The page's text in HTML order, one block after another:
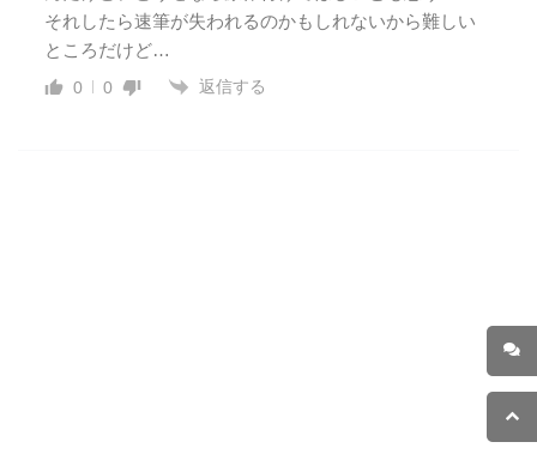
それしたら速筆が失われるのかもしれないから難しい
ところだけど…
0 0 返信する